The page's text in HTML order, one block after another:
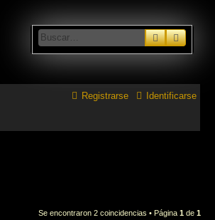
Buscar
Identificarse
Registrarse
Se encontraron 2 coincidencias • Página 1 de 1